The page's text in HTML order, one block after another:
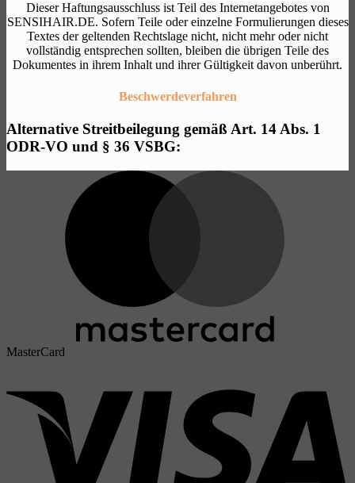
Dieser Haftungsausschluss ist Teil des Internetangebotes von
SENSIHAIR.DE. Sofern Teile oder einzelne Formulierungen dieses
Textes der geltenden Rechtslage nicht, nicht mehr oder nicht
vollständig entsprechen sollten, bleiben die übrigen Teile des
Dokumentes in ihrem Inhalt und ihrer Gültigkeit davon unberührt.
Beschwerdeverfahren
Alternative Streitbeilegung gemäß Art. 14 Abs. 1
ODR-VO und § 36 VSBG:
MasterCard